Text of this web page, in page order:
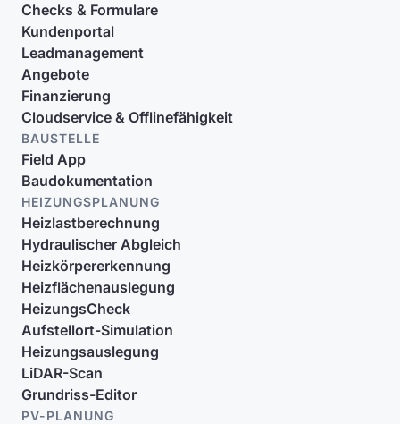
Checks & Formulare
Kundenportal
Leadmanagement
Angebote
Finanzierung
Cloudservice & Offlinefähigkeit
BAUSTELLE
Field App
Baudokumentation
HEIZUNGSPLANUNG
Heizlastberechnung
Hydraulischer Abgleich
Heizkörpererkennung
Heizflächenauslegung
HeizungsCheck
Aufstellort-Simulation
Heizungsauslegung
LiDAR-Scan
Grundriss-Editor
PV-PLANUNG